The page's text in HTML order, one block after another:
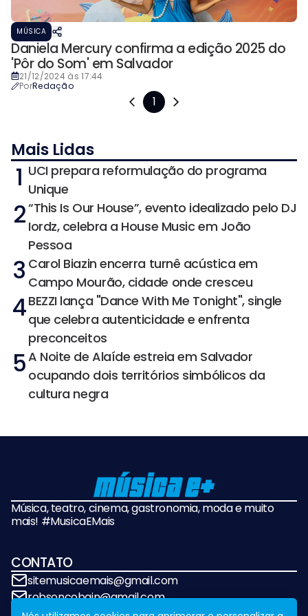
MÚSICA
Daniela Mercury confirma a edição 2025 do
'Pôr do Som' em Salvador
21/12/2024 às 17:44
PorRedação
1
Mais Lidas
1 UCI prepara reformulação do programa
Unique
2“This Is Our House”, evento idealizado pelo DJ
Iordz, celebra a House Music em João
Pessoa
3 Carol Biazin encerra turnê acústica em
Campo Mourão, cidade onde cresceu
4BEZZI lança "Dance With Me Tonight", single
que celebra autenticidade e enfrenta
preconceitos
5A Noite de Alaíde estreia em Salvador
ocupando dois territórios simbólicos da
cultura negra
Música, teatro, cinema, gastronomia, moda e muito
mais! #MusicaEMais
CONTATO
sitemusicaemais@gmail.com
robsoncobain@gmail.com